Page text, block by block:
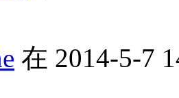
在 2014-5-7